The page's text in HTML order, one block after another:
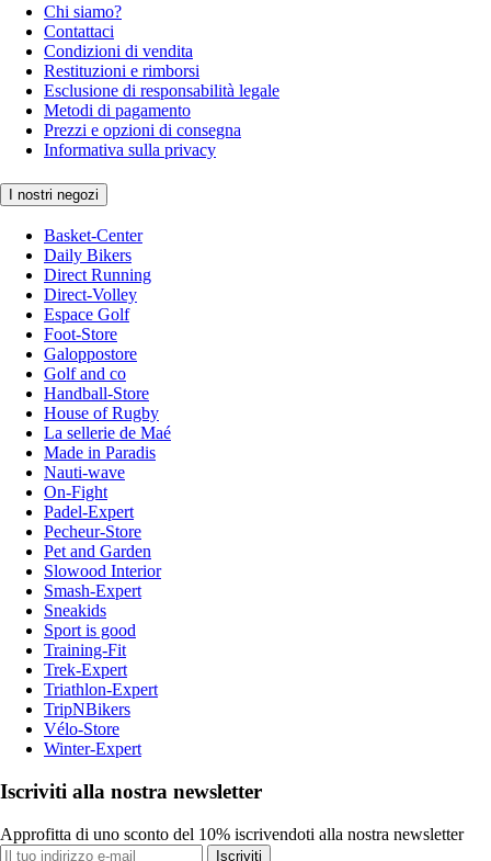
Chi siamo?
Contattaci
Condizioni di vendita
Restituzioni e rimborsi
Esclusione di responsabilità legale
Metodi di pagamento
Prezzi e opzioni di consegna
Informativa sulla privacy
I nostri negozi
Basket-Center
Daily Bikers
Direct Running
Direct-Volley
Espace Golf
Foot-Store
Galoppostore
Golf and co
Handball-Store
House of Rugby
La sellerie de Maé
Made in Paradis
Nauti-wave
On-Fight
Padel-Expert
Pecheur-Store
Pet and Garden
Slowood Interior
Smash-Expert
Sneakids
Sport is good
Training-Fit
Trek-Expert
Triathlon-Expert
TripNBikers
Vélo-Store
Winter-Expert
Iscriviti alla nostra newsletter
Approfitta di uno sconto del 10% iscrivendoti alla nostra newsletter
Iscriviti